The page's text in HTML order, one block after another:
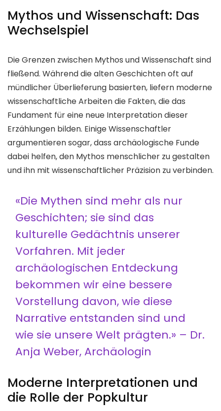
Mythos und Wissenschaft: Das
Wechselspiel
Die Grenzen zwischen Mythos und Wissenschaft sind
fließend. Während die alten Geschichten oft auf
mündlicher Überlieferung basierten, liefern moderne
wissenschaftliche Arbeiten die Fakten, die das
Fundament für eine neue Interpretation dieser
Erzählungen bilden. Einige Wissenschaftler
argumentieren sogar, dass archäologische Funde
dabei helfen, den Mythos menschlicher zu gestalten
und ihn mit wissenschaftlicher Präzision zu verbinden.
«Die Mythen sind mehr als nur
Geschichten; sie sind das
kulturelle Gedächtnis unserer
Vorfahren. Mit jeder
archäologischen Entdeckung
bekommen wir eine bessere
Vorstellung davon, wie diese
Narrative entstanden sind und
wie sie unsere Welt prägten.» – Dr.
Anja Weber, Archäologin
Moderne Interpretationen und
die Rolle der Popkultur